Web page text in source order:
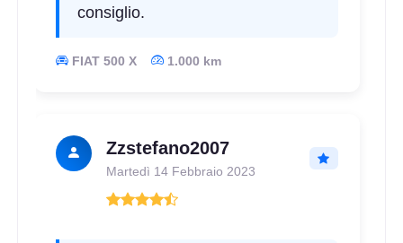
consiglio.
FIAT 500 X 1.000 km
Zzstefano2007
Martedì 14 Febbraio 2023